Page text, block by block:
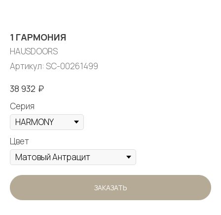
1 ГАРМОНИЯ
HAUSDOORS
Артикул: SC-00261499
38 932 ₽
Серия
Цвет
ЗАКАЗАТЬ